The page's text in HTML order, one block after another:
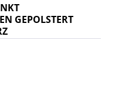
GEPOLSTERT